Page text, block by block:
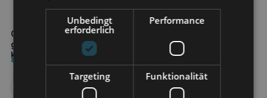
GREEN CAT Natürliches
getreidehaltiges klumpendes
Katzenstreu 12 Liter
8,10
Weiterlesen
Unbedingt
erforderlich
Performance
Targeting Funktionalität